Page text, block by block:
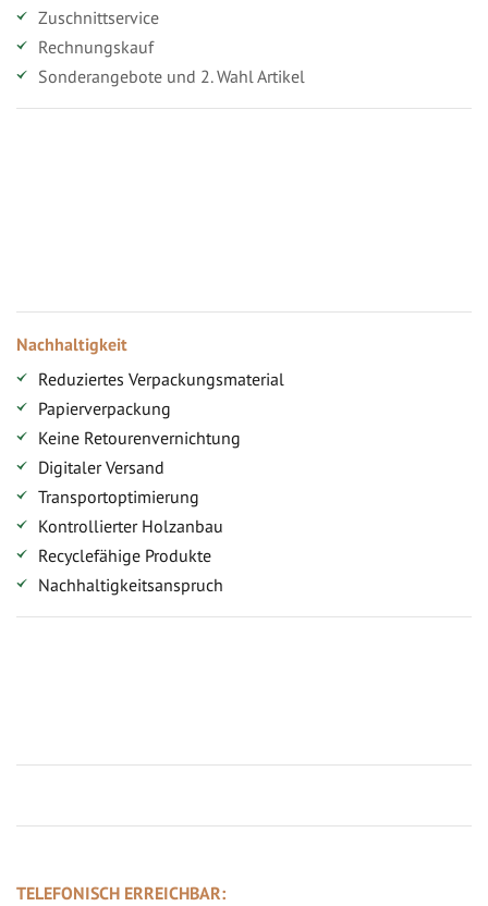
Zuschnittservice
Rechnungskauf
Sonderangebote und 2. Wahl Artikel
Nachhaltigkeit
Reduziertes Verpackungsmaterial
Papierverpackung
Keine Retourenvernichtung
Digitaler Versand
Transportoptimierung
Kontrollierter Holzanbau
Recyclefähige Produkte
Nachhaltigkeitsanspruch
TELEFONISCH ERREICHBAR: